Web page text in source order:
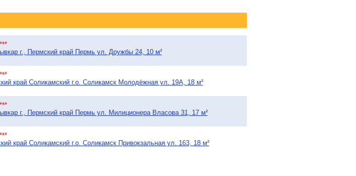
г., Пермский край Пермь ул. Дружбы 24, 10 м²
край Соликамский г.о. Соликамск Молодёжная ул. 19А, 18 м²
г., Пермский край Пермь ул. Милиционера Власова 31, 17 м²
край Соликамский г.о. Соликамск Привокзальная ул. 163, 18 м²